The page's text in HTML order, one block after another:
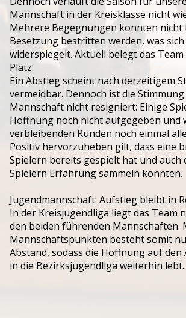
Mannschaft in der Kreisklasse nicht
Mehrere Begegnungen konnten nicht
Besetzung bestritten werden, was
widerspiegelt. Aktuell belegt das
Platz.
Ein Abstieg scheint nach derzeitigem
vermeidbar. Dennoch ist die
Mannschaft nicht resigniert: Einige
Hoffnung noch nicht aufgegeben und
verbleibenden Runden noch einmal
Positiv hervorzuheben gilt, dass eine
Spielern bereits gespielt hat und auch
Spielern Erfahrung sammeln konnten.
Jugendmannschaft: Aufstieg bleibt in
In der Kreisjugendliga liegt das Team
den beiden führenden Mannschaften.
Mannschaftspunkten besteht somit
Abstand, sodass die Hoffnung auf
in die Bezirksjugendliga weiterhin lebt.